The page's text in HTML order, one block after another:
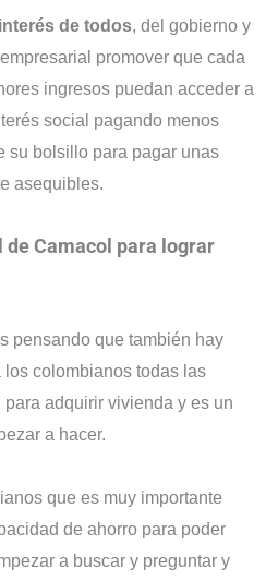
de todos, del gobierno y
promover que cada
ingresos puedan acceder a
social pagando menos
su bolsillo para pagar unas
asequibles.
de Camacol para lograr
pensando que también hay
colombianos todas las
adquirir vivienda y es un
a hacer.
que es muy importante
de ahorro para poder
a buscar y preguntar y